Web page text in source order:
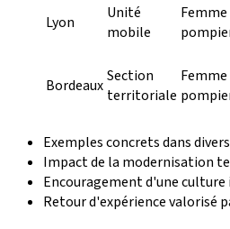
Lyon
Unité
mobile
Femme
BordeauxSection
territoriale
Femme
Exemples concrets dans
Impact de la modernisation
Encouragement d'une culture
Retour d'expérience valorisé